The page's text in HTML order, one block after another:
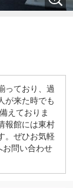
っており、過
が来た時でも
えておりま
報館には東村
。ぜひお気軽
問い合わせ